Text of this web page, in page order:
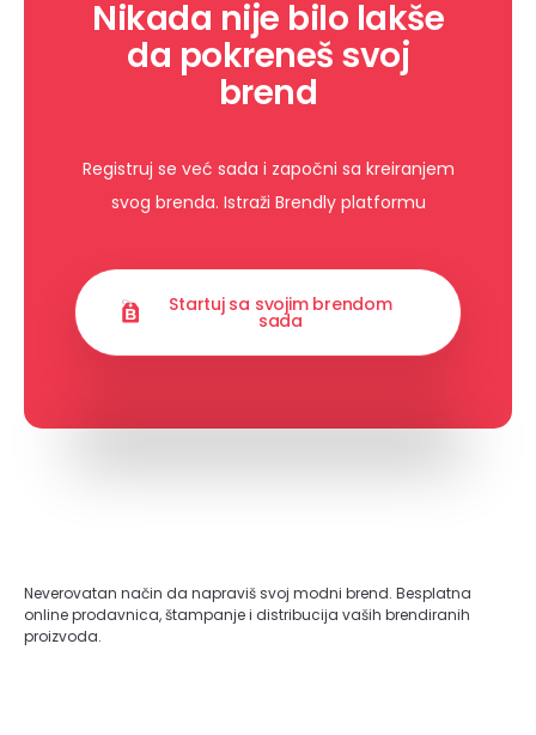
Nikada nije bilo lakše
da pokreneš svoj
brend
Registruj se već sada i započni sa kreiranjem
svog brenda. Istraži Brendly platformu
Startuj sa svojim brendom
sada
Neverovatan način da napraviš svoj modni brend. Besplatna
online prodavnica, štampanje i distribucija vaših brendiranih
proizvoda.